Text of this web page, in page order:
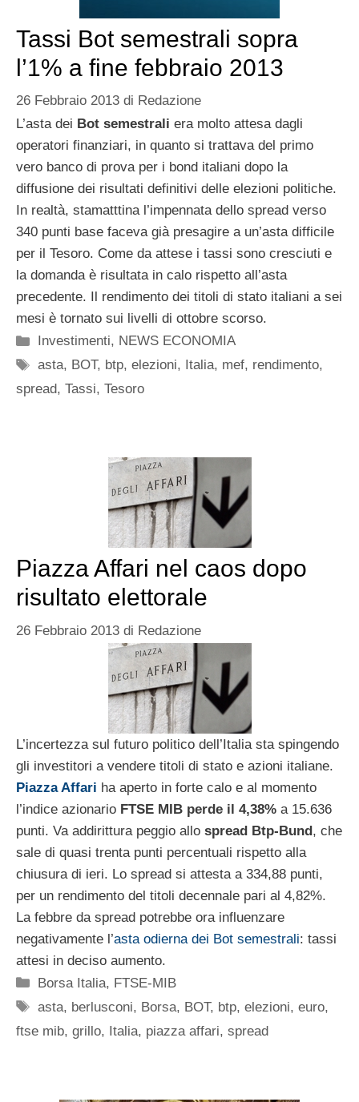
Tassi Bot semestrali sopra
l’1% a fine febbraio 2013
26 Febbraio 2013 di Redazione
L’asta dei Bot semestrali era molto attesa dagli
operatori finanziari, in quanto si trattava del primo
vero banco di prova per i bond italiani dopo la
diffusione dei risultati definitivi delle elezioni politiche.
In realtà, stamatttina l’impennata dello spread verso
340 punti base faceva già presagire a un’asta difficile
per il Tesoro. Come da attese i tassi sono cresciuti e
la domanda è risultata in calo rispetto all’asta
precedente. Il rendimento dei titoli di stato italiani a sei
mesi è tornato sui livelli di ottobre scorso.
Categorie
Investimenti, NEWS ECONOMIA
Tag
asta, BOT, btp,elezioni, Italia, mef, rendimento,
spread, Tassi, Tesoro
Piazza Affari nel caos dopo
risultato elettorale
26 Febbraio 2013 di Redazione
L’incertezza sul futuro politico dell’Italia sta spingendo
gli investitori a vendere titoli di stato e azioni italiane.
Piazza Affari ha aperto in forte calo e al momento
l’indice azionario FTSE MIB perde il 4,38% a 15.636
punti. Va addirittura peggio allo spread Btp-Bund, che
sale di quasi trenta punti percentuali rispetto alla
chiusura di ieri. Lo spread si attesta a 334,88 punti,
per un rendimento del titoli decennale pari al 4,82%.
La febbre da spread potrebbe ora influenzare
negativamente l’asta odierna dei Bot semestrali: tassi
attesi in deciso aumento.
Categorie
Borsa Italia, FTSE-MIB
Tag
asta, berlusconi, Borsa, BOT, btp,elezioni,euro,
ftse mib, grillo, Italia, piazza affari, spread